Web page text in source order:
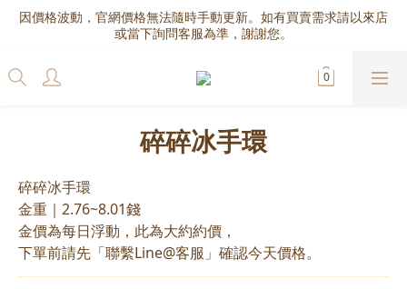
因價格波動，官網價格無法隨時手動更新。如有買賣需求請以來店
或當下詢問客服為準，謝謝您。
碎碎冰手環
碎碎冰手環
金重｜2.76~8.01錢
金價為每日浮動，此為大約約價，
下單前請先「聯繫Line@客服」確認今天價格。